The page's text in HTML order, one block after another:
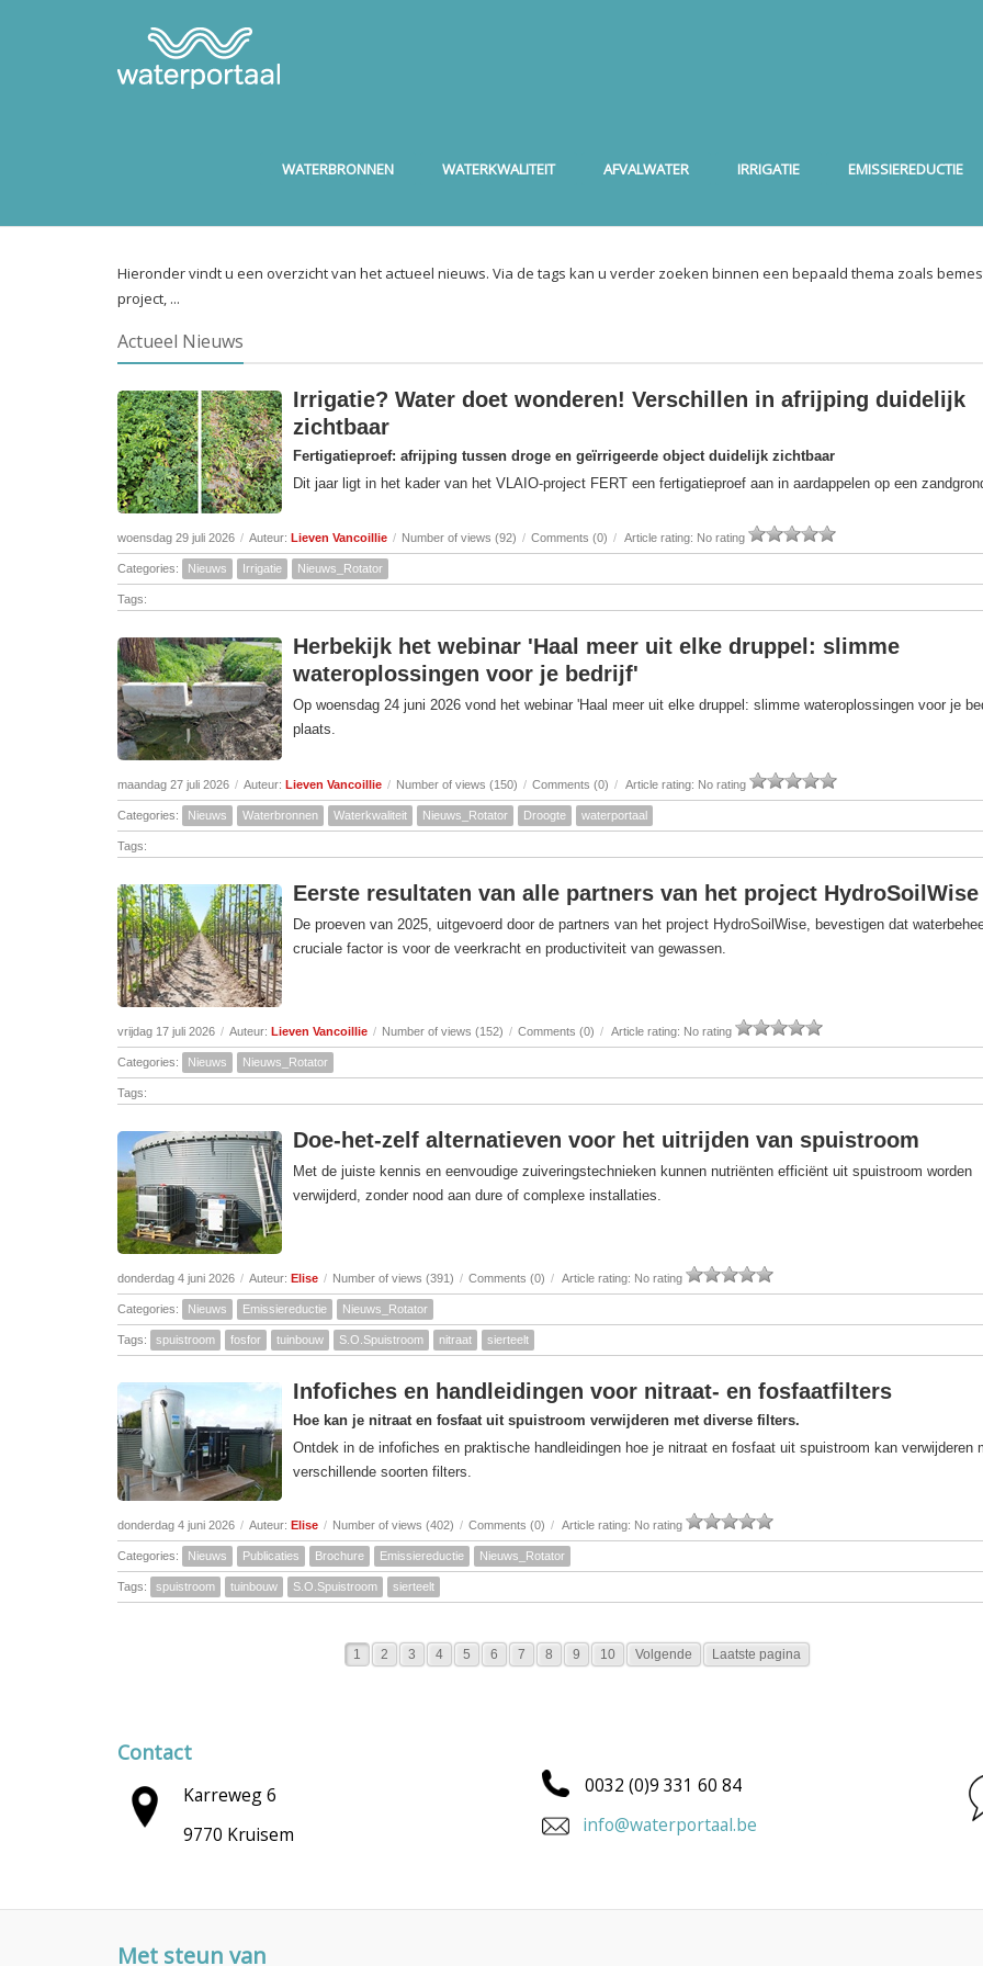
WATERBRONNEN WATERKWALITEIT AFVALWATER IRRIGATIE EMISSIEREDUCTIE
Hieronder vindt u een overzicht van het actueel nieuws. Via de tags kan u verder zoeken binnen een bepaald thema zoals
project, ...
Actueel Nieuws
Irrigatie? Water doet wonderen! Verschillen in afrijping duidelijk
zichtbaar
Fertigatieproef: afrijping tussen droge en geïrrigeerde object duidelijk zichtbaar
Dit jaar ligt in het kader van het VLAIO-project FERT een fertigatieproef aan in aardappelen op een
woensdag 29 juli 2026 / Auteur: Lieven Vancoillie / Number of views (92) / Comments (0) / Article rating: No rating
Categories: Nieuws Irrigatie Nieuws_Rotator
Tags:
Herbekijk het webinar 'Haal meer uit elke druppel: slimme
wateroplossingen voor je bedrijf'
Op woensdag 24 juni 2026 vond het webinar 'Haal meer uit elke druppel: slimme wateroplossingen voor je
plaats.
maandag 27 juli 2026 / Auteur: Lieven Vancoillie / Number of views (150) / Comments (0) / Article rating: No rating
Categories: Nieuws Waterbronnen Waterkwaliteit Nieuws_Rotator Droogte waterportaal
Tags:
Eerste resultaten van alle partners van het project HydroSoilWise
De proeven van 2025, uitgevoerd door de partners van het project HydroSoilWise, bevestigen dat
cruciale factor is voor de veerkracht en productiviteit van gewassen.
vrijdag 17 juli 2026 / Auteur: Lieven Vancoillie / Number of views (152) / Comments (0) / Article rating: No rating
Categories: Nieuws Nieuws_Rotator
Tags:
Doe-het-zelf alternatieven voor het uitrijden van spuistroom
Met de juiste kennis en eenvoudige zuiveringstechnieken kunnen nutriënten efficiënt uit spuistroom worden
verwijderd, zonder nood aan dure of complexe installaties.
donderdag 4 juni 2026 / Auteur: Elise / Number of views (391) / Comments (0) / Article rating: No rating
Categories: Nieuws Emissiereductie Nieuws_Rotator
Tags: spuistroom fosfor tuinbouw S.O.Spuistroom nitraat sierteelt
Infofiches en handleidingen voor nitraat- en fosfaatfilters
Hoe kan je nitraat en fosfaat uit spuistroom verwijderen met diverse filters.
Ontdek in de infofiches en praktische handleidingen hoe je nitraat en fosfaat uit spuistroom kan verwijderen
verschillende soorten filters.
donderdag 4 juni 2026 / Auteur: Elise / Number of views (402) / Comments (0) / Article rating: No rating
Categories: Nieuws Publicaties Brochure Emissiereductie Nieuws_Rotator
Tags: spuistroom tuinbouw S.O.Spuistroom sierteelt
1 2 3 4 5 6 7 8 9 10 Volgende Laatste pagina
Contact
Karreweg 6
9770 Kruisem
0032 (0)9 331 60 84
info@waterportaal.be
Met steun van